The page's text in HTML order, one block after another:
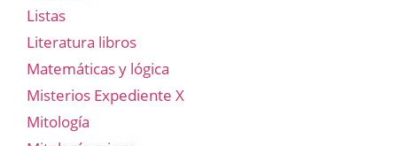
Listas
Literatura libros
Matemáticas y lógica
Misterios Expediente X
Mitología